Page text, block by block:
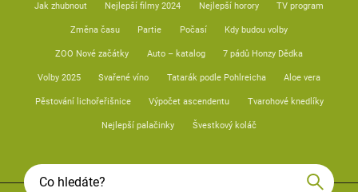
Jak zhubnout Nejlepší filmy 2024 Nejlepší horory TV program
Změna času Partie Počasí Kdy budou volby
ZOO Nové začátky Auto – katalog 7 pádů Honzy Dědka
Volby 2025 Svařené víno Tatarák podle Pohlreicha Aloe vera
Pěstování lichořeřišnice Výpočet ascendentu Tvarohové knedlíky
Nejlepší palačinky Švestkový koláč